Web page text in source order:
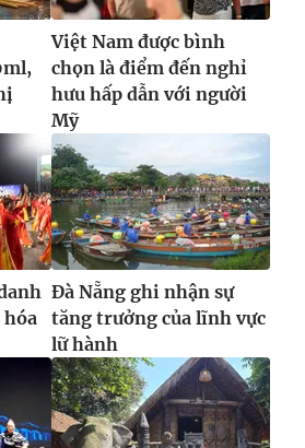
Việt Nam được bình
chọn là điểm đến nghỉ
hưu hấp dẫn với người
Mỹ
hóa
Đà Nẵng ghi nhận sự
tăng trưởng của lĩnh vực
lữ hành